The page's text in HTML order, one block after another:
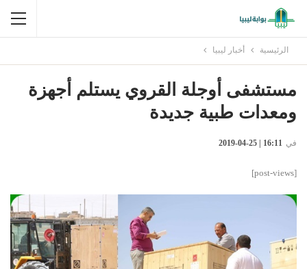
الرئيسية أخبار ليبيا
مستشفى أوجلة القروي يستلم أجهزة
ومعدات طبية جديدة
في 16:11 | 25-04-2019
[post-views]